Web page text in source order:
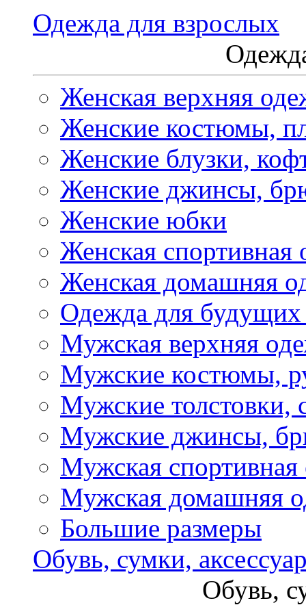
Одежда для взрослых
Женская верхняя
Женские костюмы,
Женские блузки,
Женские джинсы,
Женские юбки
Женская спортивная
Женская домашняя
Одежда для
Мужская верхняя
Мужские костюмы,
Мужские толстовки,
Мужские джинсы,
Мужская спортивная
Мужская домашняя
Большие размеры
Обувь, сумки,
Обувь,